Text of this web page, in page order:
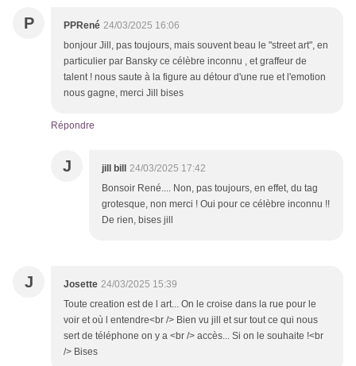
P PPRené 24/03/2025 16:06
bonjour Jill, pas toujours, mais souvent beau le "street art", en
particulier par Bansky ce célèbre inconnu , et graffeur de
talent ! nous saute à la figure au détour d'une rue et l'emotion
nous gagne, merci Jill bises
Répondre
J jill bill
24/03/2025 17:42
Bonsoir René.... Non, pas toujours, en effet, du tag
grotesque, non merci ! Oui pour ce célèbre inconnu !!
De rien, bises jill
J Josette 24/03/2025 15:39
Toute creation est de l art... On le croise dans la rue pour le
voir et où l entendre<br /> Bien vu jill et sur tout ce qui nous
sert de téléphone on y a <br /> accès... Si on le souhaite !<br
/> Bises